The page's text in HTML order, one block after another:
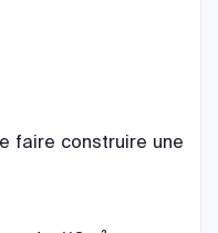
faire construire une